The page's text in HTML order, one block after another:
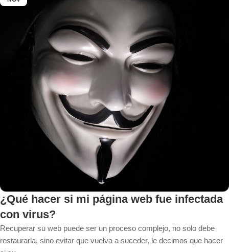
¿Qué hacer si mi página web fue infectada
con virus?
Recuperar su web puede ser un proceso complejo, no solo debe
restaurarla, sino evitar que vuelva a suceder, le decimos que hacer